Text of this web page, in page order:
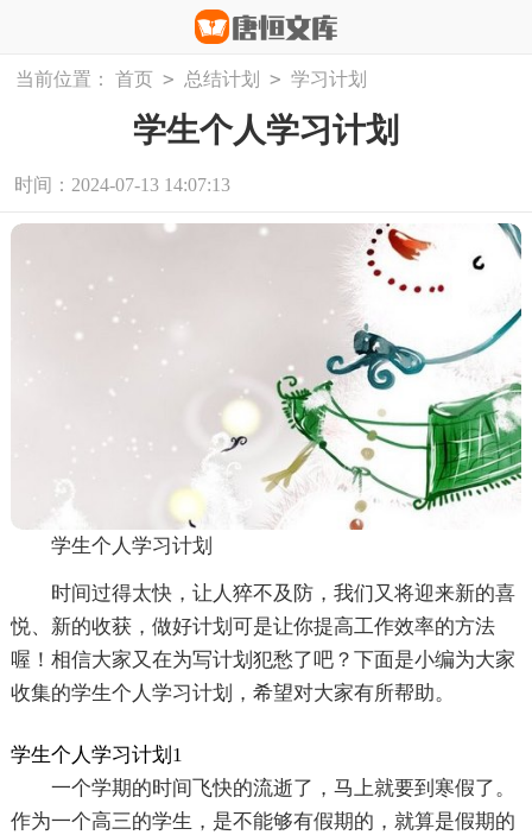
当前位置： 首页 > 总结计划 > 学习计划
学生个人学习计划
时间：2024-07-13 14:07:13
学生个人学习计划
时间过得太快，让人猝不及防，我们又将迎来新的喜
悦、新的收获，做好计划可是让你提高工作效率的方法
喔！相信大家又在为写计划犯愁了吧？下面是小编为大家
收集的学生个人学习计划，希望对大家有所帮助。
学生个人学习计划1
一个学期的时间飞快的流逝了，马上就要到寒假了。
作为一个高三的学生，是不能够有假期的，就算是假期的